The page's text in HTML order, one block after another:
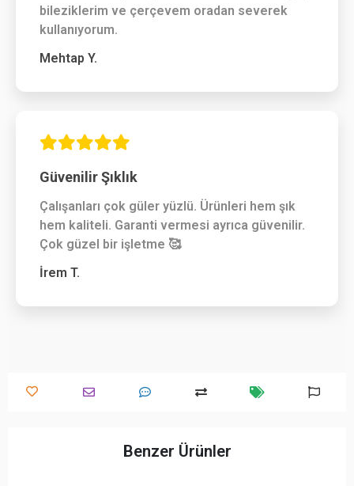
bileziklerim ve çerçevem oradan severek
kullanıyorum.
Mehtap Y.
Güvenilir Şıklık
Çalışanları çok güler yüzlü. Ürünleri hem şık
hem kaliteli. Garanti vermesi ayrıca güvenilir.
Çok güzel bir işletme 🥰
İrem T.
Benzer Ürünler